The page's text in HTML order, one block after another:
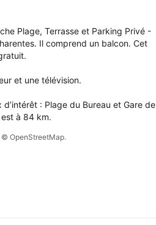
Plage, Terrasse et Parking Privé -
Il comprend un balcon. Cet
et une télévision.
: Plage du Bureau et Gare de
à 84 km.
© OpenStreetMap.